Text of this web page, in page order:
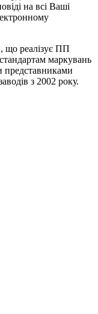
на всі Ваші
що реалізує ПП
маркувань
з 2002 року.